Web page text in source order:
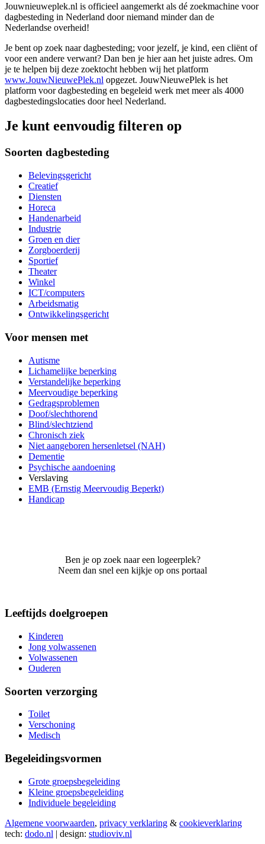
Jouwnieuweplek.nl is officieel aangemerkt als dé zoekmachine voor
dagbesteding in Nederland door niemand minder dan de
Nederlandse overheid!
Je bent op zoek naar dagbesteding; voor jezelf, je kind, een cliënt of
voor een andere verwant? Dan ben je hier aan het juiste adres. Om
je te helpen bij deze zoektocht hebben wij het platform
www.JouwNieuwePlek.nl opgezet. JouwNieuwePlek is het
platform voor dagbesteding en begeleid werk met meer als 4000
dagbestedingslocaties door heel Nederland.
Je kunt eenvoudig filteren op
Soorten dagbesteding
Belevingsgericht
Creatief
Diensten
Horeca
Handenarbeid
Industrie
Groen en dier
Zorgboerderij
Sportief
Theater
Winkel
ICT/computers
Arbeidsmatig
Ontwikkelingsgericht
Voor mensen met
Autisme
Lichamelijke beperking
Verstandelijke beperking
Meervoudige beperking
Gedragsproblemen
Doof/slechthorend
Blind/slechtziend
Chronisch ziek
Niet aangeboren hersenletsel (NAH)
Dementie
Psychische aandoening
Verslaving
EMB (Ernstig Meervoudig Beperkt)
Handicap
Ben je op zoek naar een logeerplek?
Neem dan snel een kijkje op ons portaal
Leeftijds doelgroepen
Kinderen
Jong volwassenen
Volwassenen
Ouderen
Soorten verzorging
Toilet
Verschoning
Medisch
Begeleidingsvormen
Grote groepsbegeleiding
Kleine groepsbegeleiding
Individuele begeleiding
Algemene voorwaarden, privacy verklaring & cookieverklaring
tech: dodo.nl | design: studioviv.nl